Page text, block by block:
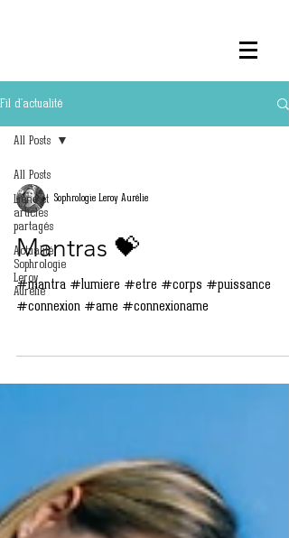
Fil d'actualité
All Posts
Liens et
articles
partagés
Actualité
Sophrologie
Leroy
Aurélie
All Posts
Sophrologie Leroy Aurélie
Mantras 💝
#mantra #lumiere #etre #corps #puissance
#connexion #ame #connexioname